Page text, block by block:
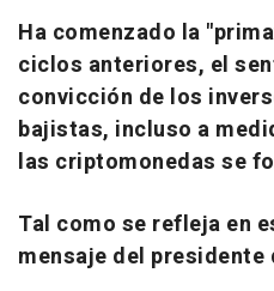
Ha comenzado la
ciclos anteriores, el
convicción de los
bajistas, incluso a
las criptomonedas se
Tal como se refleja en
mensaje del presidente